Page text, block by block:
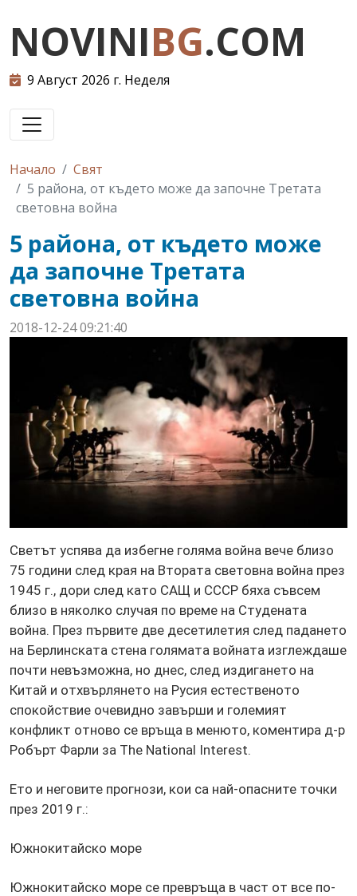
NOVINIBG.COM
9 Август 2026 г. Неделя
Начало
Свят
5 района, от където може да започне Третата
световна война
5 района, от където може
да започне Третата
световна война
2018-12-24 09:21:40
Светът успява да избегне голяма война вече близо
75 години след края на Втората световна война през
1945 г., дори след като САЩ и СССР бяха съвсем
близо в няколко случая по време на Студената
война. През първите две десетилетия след падането
на Берлинската стена голямата войната изглеждаше
почти невъзможна, но днес, след издигането на
Китай и отхвърлянето на Русия естественото
спокойствие очевидно завърши и големият
конфликт отново се връща в менюто, коментира д-р
Робърт Фарли за The National Interest.
Ето и неговите прогнози, кои са най-опасните точки
през 2019 г.:
Южнокитайско море
Южнокитайско море се превръща в част от все по-